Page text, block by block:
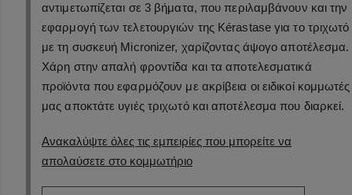
αντιμετωπίζεται σε 3 βήματα, που περιλαμβάνουν και την
εφαρμογή των τελετουργιών της Kérastase για το τριχωτό
με τη συσκευή Micronizer, χαρίζοντας άψογο αποτέλεσμα.
Χάρη στην απαλή φροντίδα και τα αποτελεσματικά
προϊόντα που εφαρμόζουν με ακρίβεια οι ειδικοί κομμωτές
μας αποκτάτε υγιές τριχωτό και αποτέλεσμα που διαρκεί.
Ανακαλύψτε όλες τις εμπειρίες που μπορείτε να
απολαύσετε στο κομμωτήριο